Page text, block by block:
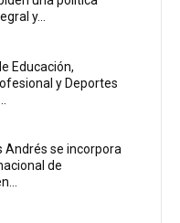
y...
Educación,
y Deportes
Andrés se incorpora
de